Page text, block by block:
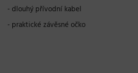
- dlouhý přívodní kabel
- praktické závěsné očko